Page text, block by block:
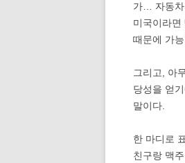
가… 자동차
미국이라
때문에 가
그리고, 아
당성을 얻
말이다.
한 마디로
친구랑 맥